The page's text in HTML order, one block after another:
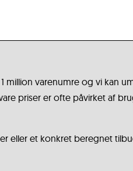
million varenumre og vi kan
priser er ofte påvirket af
eller et konkret beregnet